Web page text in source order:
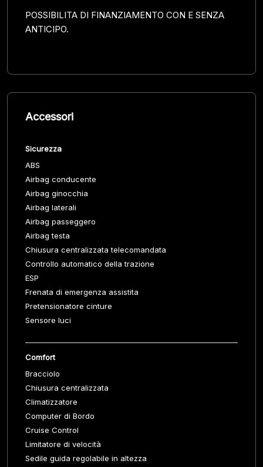
POSSIBILITA DI FINANZIAMENTO CON E SENZA
ANTICIPO.
Accessori
Sicurezza
ABS
Airbag conducente
Airbag ginocchia
Airbag laterali
Airbag passeggero
Airbag testa
Chiusura centralizzata telecomandata
Controllo automatico della trazione
ESP
Frenata di emergenza assistita
Pretensionatore cinture
Sensore luci
Comfort
Bracciolo
Chiusura centralizzata
Climatizzatore
Computer di Bordo
Cruise Control
Limitatore di velocità
Sedile guida regolabile in altezza